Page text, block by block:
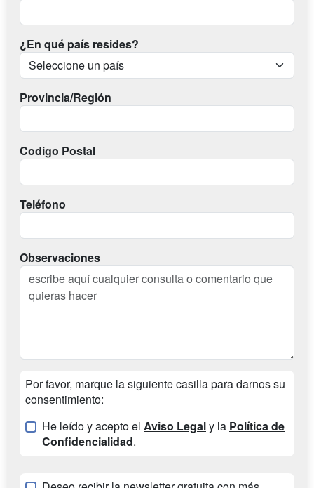
¿En qué país resides?
Provincia/Región
Codigo Postal
Teléfono
Observaciones
Por favor, marque la siguiente casilla para darnos su
consentimiento:
He leído y acepto el Aviso Legaly la Política de
Confidencialidad.